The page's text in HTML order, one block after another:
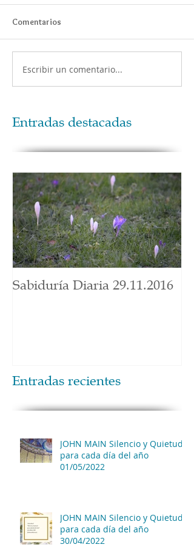
Comentarios
Escribir un comentario...
Entradas destacadas
Sabiduría Diaria 29.11.2016
Entradas recientes
JOHN MAIN Silencio y Quietud
para cada día del año
01/05/2022
JOHN MAIN Silencio y Quietud
para cada día del año
30/04/2022